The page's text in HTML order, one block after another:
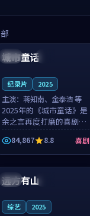
部
美国
城市童话
纪录片 2025
主演：蒋知南、金泰浩 等
2025年的《城市童话》是
余之言再度打磨的喜剧佳
作。美国的取景与历史战
争的氛围相互成就，蒋知
南与金泰浩的对手戏自然
克制，让整部影片在悬念
与温度之...
84,867 8.8 喜剧
法国
99:48
远方有山
综艺 2025